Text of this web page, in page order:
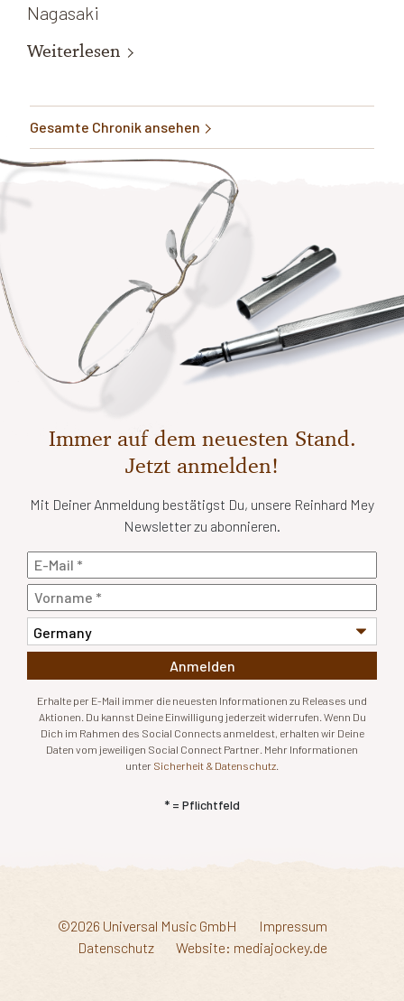
Nagasaki
Weiterlesen
Gesamte Chronik ansehen
Immer auf dem neuesten Stand.
Jetzt anmelden!
Mit Deiner Anmeldung bestätigst Du, unsere Reinhard Mey
Newsletter zu abonnieren.
Anmelden
Erhalte per E-Mail immer die neuesten Informationen zu Releases und
Aktionen. Du kannst Deine Einwilligung jederzeit widerrufen. Wenn Du
Dich im Rahmen des Social Connects anmeldest, erhalten wir Deine
Daten vom jeweiligen Social Connect Partner. Mehr Informationen
unter Sicherheit & Datenschutz
* = Pflichtfeld
©2026 Universal Music GmbH
Impressum
Datenschutz
Website: mediajockey.de